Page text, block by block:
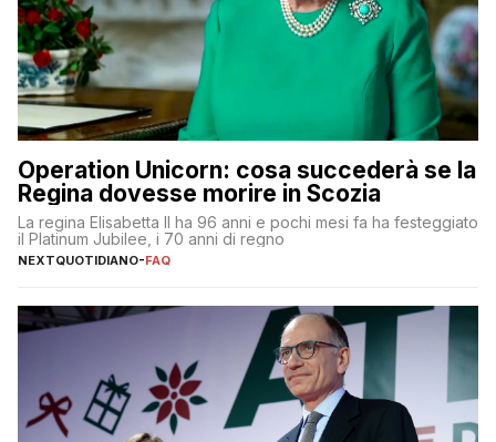
Operation Unicorn: cosa succederà se la
Regina dovesse morire in Scozia
La regina Elisabetta II ha 96 anni e pochi mesi fa ha festeggiato
il Platinum Jubilee, i 70 anni di regno
NEXTQUOTIDIANO-FAQ